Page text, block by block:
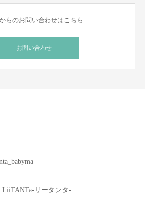
らのお問い合わせはこちら
お問い合わせ
LiiTANTa-リータンタ-